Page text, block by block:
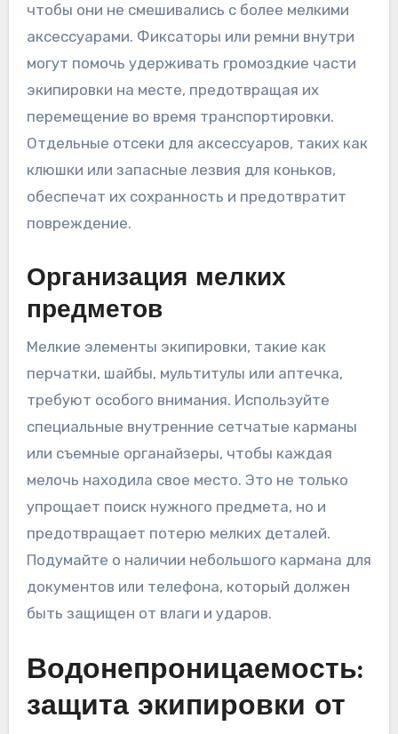
чтобы они не смешивались с более мелкими
аксессуарами. Фиксаторы или ремни внутри
могут помочь удерживать громоздкие части
экипировки на месте, предотвращая их
перемещение во время транспортировки.
Отдельные отсеки для аксессуаров, таких как
клюшки или запасные лезвия для коньков,
обеспечат их сохранность и предотвратит
повреждение.
Организация мелких
предметов
Мелкие элементы экипировки, такие как
перчатки, шайбы, мультитулы или аптечка,
требуют особого внимания. Используйте
специальные внутренние сетчатые карманы
или съемные органайзеры, чтобы каждая
мелочь находила свое место. Это не только
упрощает поиск нужного предмета, но и
предотвращает потерю мелких деталей.
Подумайте о наличии небольшого кармана для
документов или телефона, который должен
быть защищен от влаги и ударов.
Водонепроницаемость:
защита экипировки от